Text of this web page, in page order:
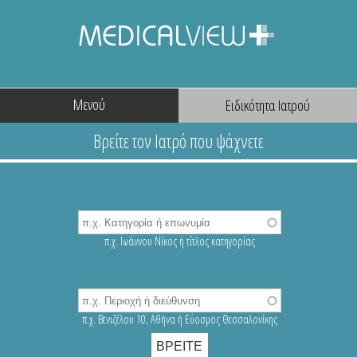
Μενού
π.χ. Ιωάννου Νίκος ή τίτλος κατηγορίας
π.χ. Βενιζέλου 10, Αθήνα ή Εύοσμος Θεσσαλονίκης